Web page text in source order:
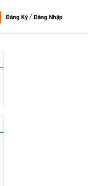
Đăng Ký /Đăng Nhập